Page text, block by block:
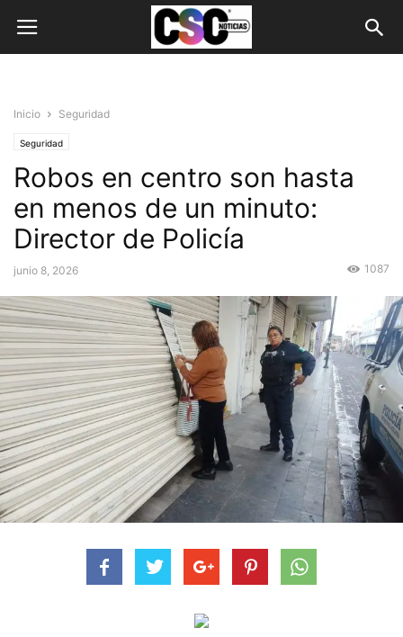
Inicio Seguridad
Seguridad
Robos en centro son hasta
en menos de un minuto:
Director de Policía
junio 8, 2026 1087